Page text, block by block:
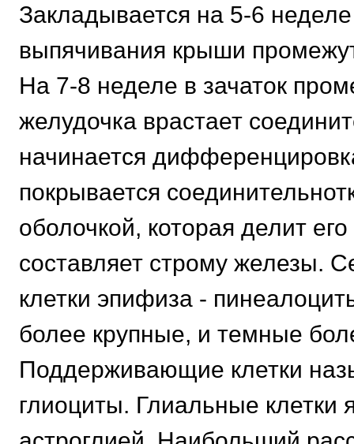
Закладывается на 5-6
выпячивания крыши
На 7-8 неделе в зачаток
желудочка врастает
начинается
покрывается
оболочкой, которая делит
составляет строму железы.
клетки эпифиза -
более крупные, и темные
Поддерживающие клетки
глиоциты. Глиальные клетки